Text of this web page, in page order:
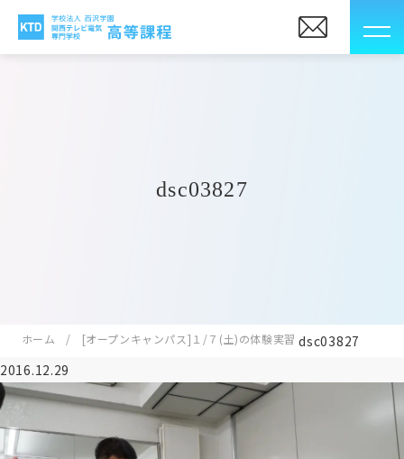
dsc03827
ホーム [オープンキャンパス]１/７(土)の体験実習 dsc03827
2016.12.29